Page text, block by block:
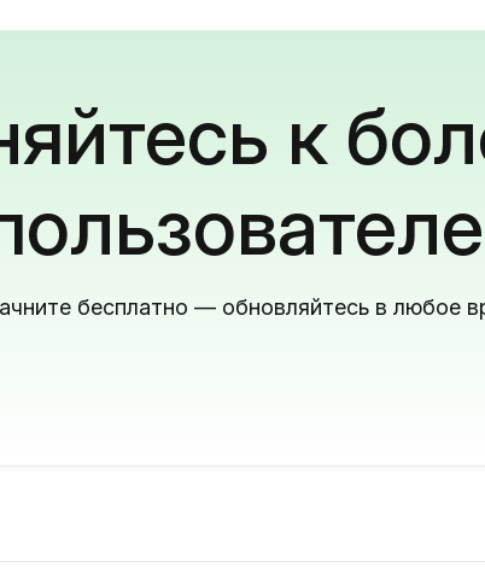
к
бесплатно — обновляйтесь в любое